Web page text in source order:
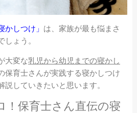
かしつけ」 は、家族が最も悩まさ
しょう。
大変な乳児から幼児までの寝かし
保育士さんが実践する寝かしつけ
していきたいと思います。
！保育士さん直伝の寝